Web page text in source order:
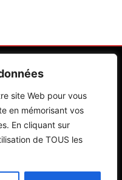
site Web pour vous
en mémorisant vos
En cliquant sur
de TOUS les
Mentions Légales